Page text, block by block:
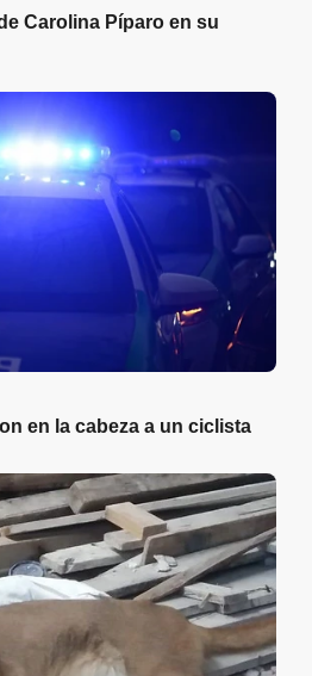
Carolina Píparo en su
en la cabeza a un ciclista